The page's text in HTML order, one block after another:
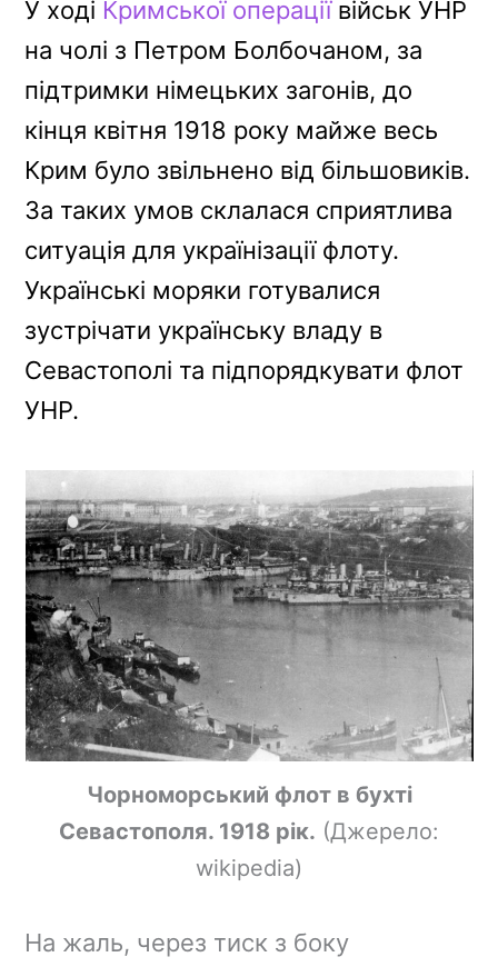
b
o
o
e
r
e
t
a
d
s
g
r
a
L
i
n
У ході Кримської операції військ УНР
на чолі з Петром Болбочаном, за
підтримки німецьких загонів, до
кінця квітня 1918 року майже весь
Крим було звільнено від більшовиків.
За таких умов склалася сприятлива
ситуація для українізації флоту.
Українські моряки готувалися
зустрічати українську владу в
Севастополі та підпорядкувати флот
УНР.
Чорноморський флот в бухті
Севастополя. 1918 рік. (Джерело:
wikipedia)
На жаль, через тиск з боку